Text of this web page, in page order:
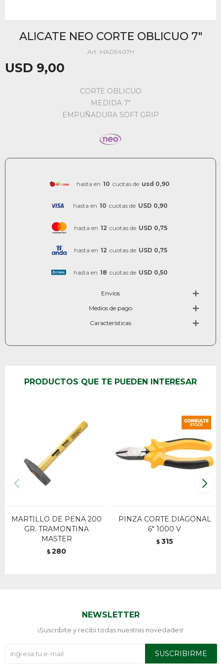
ALICATE NEO CORTE OBLICUO 7"
MAD9407H
USD 9,00
CORTE OBLICUO
MEDIDA 7"
EMPUÑADURA SOFT GRIP
hasta en 10 cuotas de usd 0,90
hasta en 10 cuotas de USD 0,90
hasta en 12 cuotas de USD 0,75
hasta en 12 cuotas de USD 0,75
hasta en 18 cuotas de USD 0,50
Envíos
Medios de pago
Características
PRODUCTOS QUE TE PUEDEN INTERESAR
MARTILLO DE PENA 200
GR. TRAMONTINA
MASTER
$ 280
PINZA CORTE DIAGONAL
6" 1000 V
$ 315
NEWSLETTER
¡Suscribite y recibí todas nuestras novedades!
SUSCRIBIRME